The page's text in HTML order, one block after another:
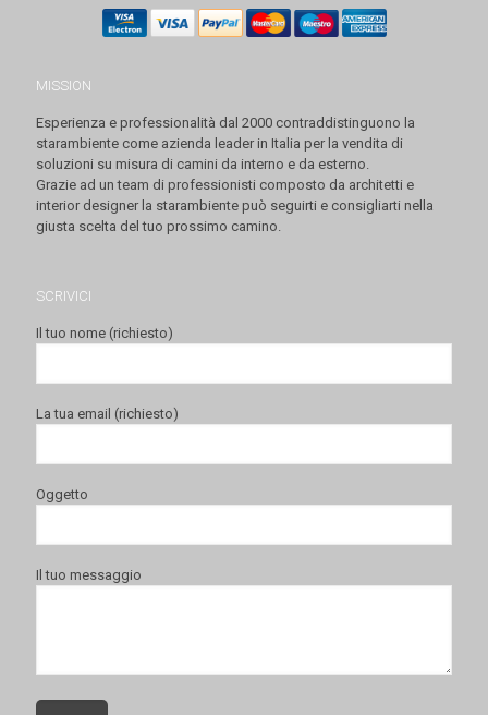
MISSION
Esperienza e professionalità dal 2000 contraddistinguono la
starambiente come azienda leader in Italia per la vendita di
soluzioni su misura di camini da interno e da esterno.
Grazie ad un team di professionisti composto da architetti e
interior designer la starambiente può seguirti e consigliarti nella
giusta scelta del tuo prossimo camino.
SCRIVICI
Il tuo nome (richiesto)
La tua email (richiesto)
Oggetto
Il tuo messaggio